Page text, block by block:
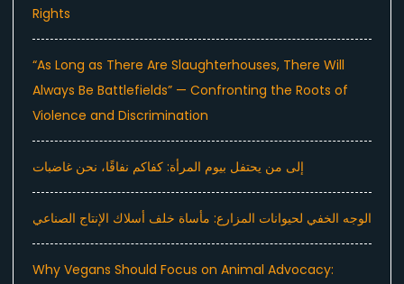
Rights
“As Long as There Are Slaughterhouses, There Will
Always Be Battlefields” — Confronting the Roots of
Violence and Discrimination
إلى من يحتفل بيوم المرأة: كفاكم نفاقًا، نحن غاضبات
الوجه الخفي لحيوانات المزارع: مأساة خلف أسلاك الإنتاج الصناعي
Why Vegans Should Focus on Animal Advocacy: